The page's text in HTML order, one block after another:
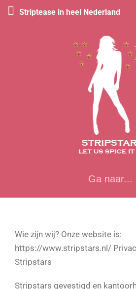
Ga naar...
Wie zijn wij? Onze website is:
https://www.stripstars.nl/
Stripstars
Stripstars gevestigd en
Striptease in heel Nederland